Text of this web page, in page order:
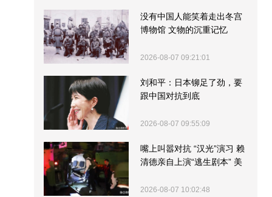
没有中国人能笑着走出冬宫
博物馆 文物的沉重记忆
2026-08-07 09:21:01
刘和平：日本铆足了劲，要
跟中国对抗到底
2026-08-07 09:55:09
嘴上叫嚣对抗 “汉光”演习 赖
清德亲自上演“逃生剧本” 美
2026-08-07 10:02:48